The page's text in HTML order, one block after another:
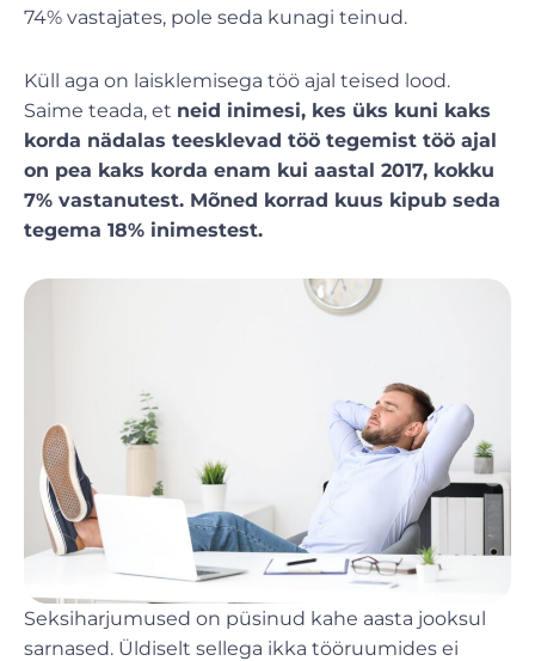
74% vastajates, pole seda kunagi teinud.
Küll aga on laisklemisega töö ajal teised lood.
Saime teada, et neid inimesi, kes üks kuni kaks
korda nädalas teesklevad töö tegemist töö ajal
on pea kaks korda enam kui aastal 2017, kokku
7% vastanutest. Mõned korrad kuus kipub seda
tegema 18% inimestest.
Seksiharjumused on püsinud kahe aasta jooksul
sarnased. Üldiselt sellega ikka tööruumides ei